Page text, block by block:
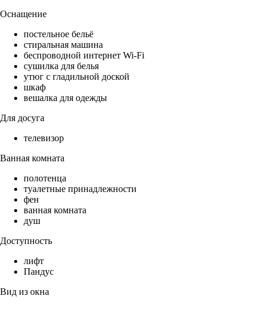
Оснащение
постельное бельё
стиральная машина
беспроводной интернет Wi-Fi
сушилка для белья
утюг с гладильной доской
шкаф
вешалка для одежды
Для досуга
телевизор
Ванная комната
полотенца
туалетные принадлежности
фен
ванная комната
душ
Доступность
лифт
Пандус
Вид из окна